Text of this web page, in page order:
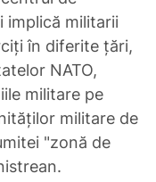
implică militarii
în diferite țări,
NATO,
militare pe
militare de
"zonă de